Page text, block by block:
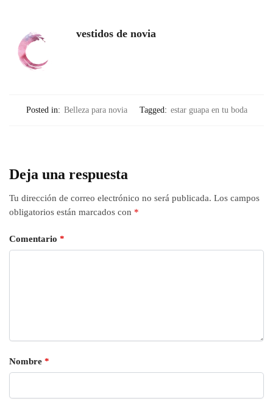
vestidos de novia
Posted in: Belleza para novia Tagged: estar guapa en tu boda
Deja una respuesta
Tu dirección de correo electrónico no será publicada. Los campos
obligatorios están marcados con *
Comentario *
Nombre *